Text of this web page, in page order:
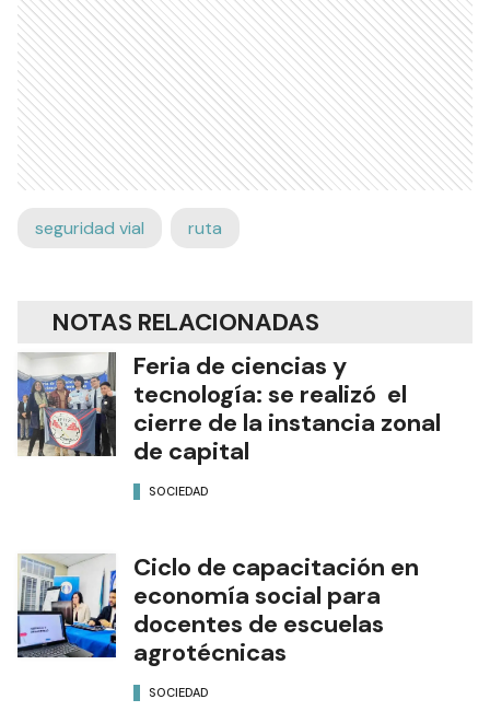
seguridad vial ruta
NOTAS RELACIONADAS
Feria de ciencias y
tecnología: se realizó el
cierre de la instancia zonal
de capital
SOCIEDAD
Ciclo de capacitación en
economía social para
docentes de escuelas
agrotécnicas
SOCIEDAD